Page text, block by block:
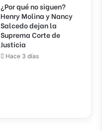
¿Por qué no siguen?
Henry Molina y Nancy
Salcedo dejan la
Suprema Corte de
Justicia
Hace 3 días